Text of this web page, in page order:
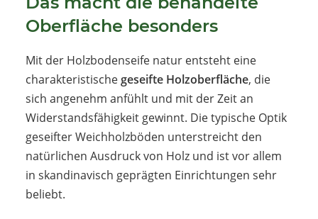
Oberfläche besonders
Mit der Holzbodenseife natur entsteht eine
charakteristischegeseifte Holzoberfläche, die
sich angenehm anfühlt und mit der Zeit an
Widerstandsfähigkeit gewinnt. Die typische Optik
geseifter Weichholzböden unterstreicht den
natürlichen Ausdruck von Holz und ist vor allem
in skandinavisch geprägten Einrichtungen sehr
beliebt.